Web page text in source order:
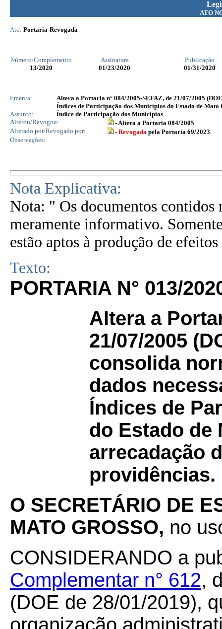
ATO
Ato: Portaria-Revogada
Número/Complemento Assinatura
Publicação
13/2020 01/23/2020 01/31/2020
Ementa:
Altera a Portaria n° 084/2005-SEFAZ, de 21/07/2005
Índices de Participação dos Municípios do Estado de
Assunto:
Índice de Participação dos Municípios
Alterou/Revogou:
- Altera a Portaria 084/2005
Alterado por/Revogado por:
- Revogada pela Portaria 69/2023
Observações:
Nota Explicativa:
Nota: " Os documentos contidos
meramente informativo.
estão aptos à produção de
Texto:
PORTARIA N° 013/
Altera a
21/07/2005
consolida
dados
Índices de
do Estado de
arrecadação
providências.
O SECRETÁRIO DE
MATO GROSSO, no
CONSIDERANDO a
Complementar n° 612,
(DOE de 28/01/2019),
organização